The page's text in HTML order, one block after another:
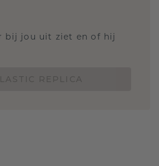
bij jou uit ziet en of hij